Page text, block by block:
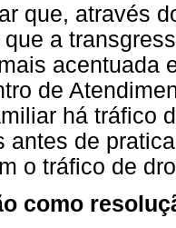
que, através
a
acentuada
de
há tráfico
antes de
o tráfico de
como